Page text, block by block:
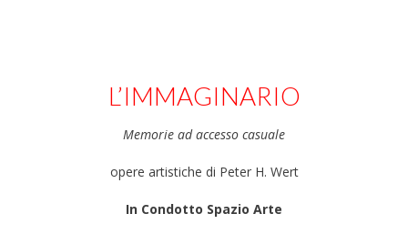
L’IMMAGINARIO
Memorie ad accesso casuale
opere artistiche di Peter H. Wert
In Condotto Spazio Arte